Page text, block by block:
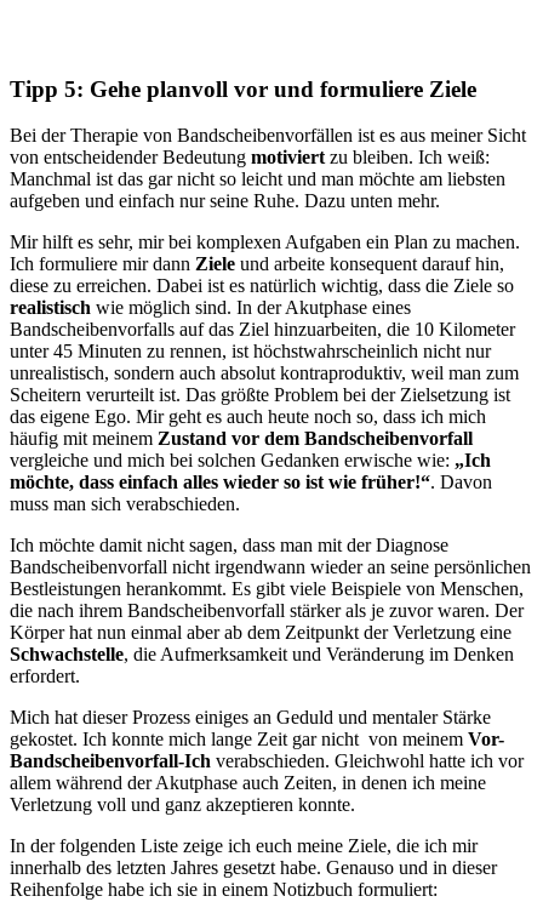
Tipp 5: Gehe planvoll vor und formuliere Ziele
Bei der Therapie von Bandscheibenvorfällen ist es aus meiner Sicht
von entscheidender Bedeutung motiviertzu bleiben. Ich weiß:
Manchmal ist das gar nicht so leicht und man möchte am liebsten
aufgeben und einfach nur seine Ruhe. Dazu unten mehr.
Mir hilft es sehr, mir bei komplexen Aufgaben ein Plan zu machen.
Ich formuliere mir dann Ziele und arbeite konsequent darauf hin,
diese zu erreichen. Dabei ist es natürlich wichtig, dass die Ziele so
realistisch wie möglich sind. In der Akutphase eines
Bandscheibenvorfalls auf das Ziel hinzuarbeiten, die 10 Kilometer
unter 45 Minuten zu rennen, ist höchstwahrscheinlich nicht nur
unrealistisch, sondern auch absolut kontraproduktiv, weil man zum
Scheitern verurteilt ist. Das größte Problem bei der Zielsetzung ist
das eigene Ego. Mir geht es auch heute noch so, dass ich mich
häufig mit meinem Zustand vor dem Bandscheibenvorfall
vergleiche und mich bei solchen Gedanken erwische wie: „Ich
möchte, dass einfach alles wieder so ist wie früher!“. Davon
muss man sich verabschieden.
Ich möchte damit nicht sagen, dass man mit der Diagnose
Bandscheibenvorfall nicht irgendwann wieder an seine persönlichen
Bestleistungen herankommt. Es gibt viele Beispiele von Menschen,
die nach ihrem Bandscheibenvorfall stärker als je zuvor waren. Der
Körper hat nun einmal aber ab dem Zeitpunkt der Verletzung eine
Schwachstelle, die Aufmerksamkeit und Veränderung im Denken
erfordert.
Mich hat dieser Prozess einiges an Geduld und mentaler Stärke
gekostet. Ich konnte mich lange Zeit gar nicht von meinem Vor-
Bandscheibenvorfall-Ich verabschieden. Gleichwohl hatte ich vor
allem während der Akutphase auch Zeiten, in denen ich meine
Verletzung voll und ganz akzeptieren konnte.
In der folgenden Liste zeige ich euch meine Ziele, die ich mir
innerhalb des letzten Jahres gesetzt habe. Genauso und in dieser
Reihenfolge habe ich sie in einem Notizbuch formuliert: